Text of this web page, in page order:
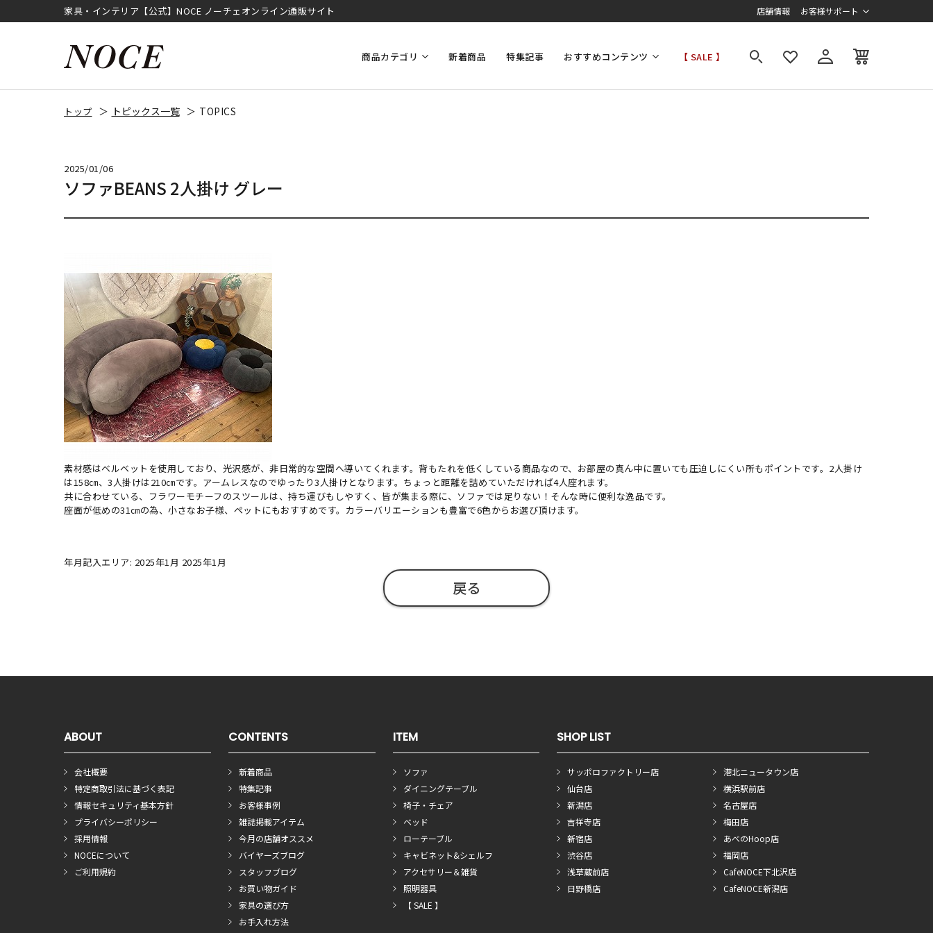
家具・インテリア【公式】NOCE ノーチェオンライン通販サイト 店舗情報 お客様サポート
商品カテゴリ 新着商品 特集記事 おすすめコンテンツ 【 SALE 】
トップ トピックス一覧 TOPICS
2025/01/06
ソファBEANS 2人掛け グレー
素材感はベルベットを使用しており、光沢感が、非日常的な空間へ導いてくれます。背もたれを低くしている商品なので、お部屋の真ん中に置いても圧迫しにくい所もポイントです。2人掛け
は158㎝、3人掛けは210㎝です。アームレスなのでゆったり3人掛けとなります。ちょっと距離を詰めていただければ4人座れます。
共に合わせている、フラワーモチーフのスツールは、持ち運びもしやすく、皆が集まる際に、ソファでは足りない！そんな時に便利な逸品です。
座面が低めの31㎝の為、小さなお子様、ペットにもおすすめです。カラーバリエーションも豊富で6色からお選び頂けます。
年月記入エリア: 2025年1月 2025年1月
戻る
ABOUT
会社概要
特定商取引法に基づく表記
情報セキュリティ基本方針
プライバシーポリシー
採用情報
NOCEについて
ご利用規約
CONTENTS
新着商品
特集記事
お客様事例
雑誌掲載アイテム
今月の店舗オススメ
バイヤーズブログ
スタッフブログ
お買い物ガイド
家具の選び方
お手入れ方法
ITEM
ソファ
ダイニングテーブル
椅子・チェア
ベッド
ローテーブル
キャビネット&シェルフ
アクセサリー＆雑貨
照明器具
【 SALE 】
SHOP LIST
サッポロファクトリー店
仙台店
新潟店
吉祥寺店
新宿店
渋谷店
浅草蔵前店
日野橋店
港北ニュータウン店
横浜駅前店
名古屋店
梅田店
あべのHoop店
福岡店
CafeNOCE下北沢店
CafeNOCE新潟店